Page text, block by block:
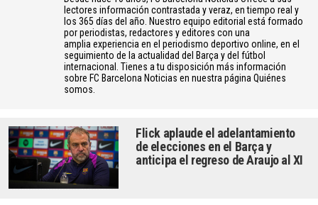
lectores información contrastada y veraz, en tiempo real y
los 365 días del año. Nuestro equipo editorial está formado
por periodistas, redactores y editores con una
amplia experiencia en el periodismo deportivo online, en el
seguimiento de la actualidad del Barça y del fútbol
internacional. Tienes a tu disposición más información
sobre FC Barcelona Noticias en nuestra página Quiénes
somos.
Flick aplaude el adelantamiento
de elecciones en el Barça y
anticipa el regreso de Araujo al XI